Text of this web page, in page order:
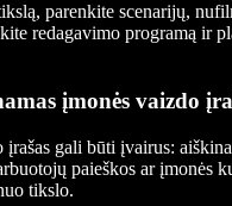
parenkite scenarijų,
redagavimo programą ir
įmonės vaizdo
įrašas gali būti įvairus:
paieškos ar įmonės
tikslo.